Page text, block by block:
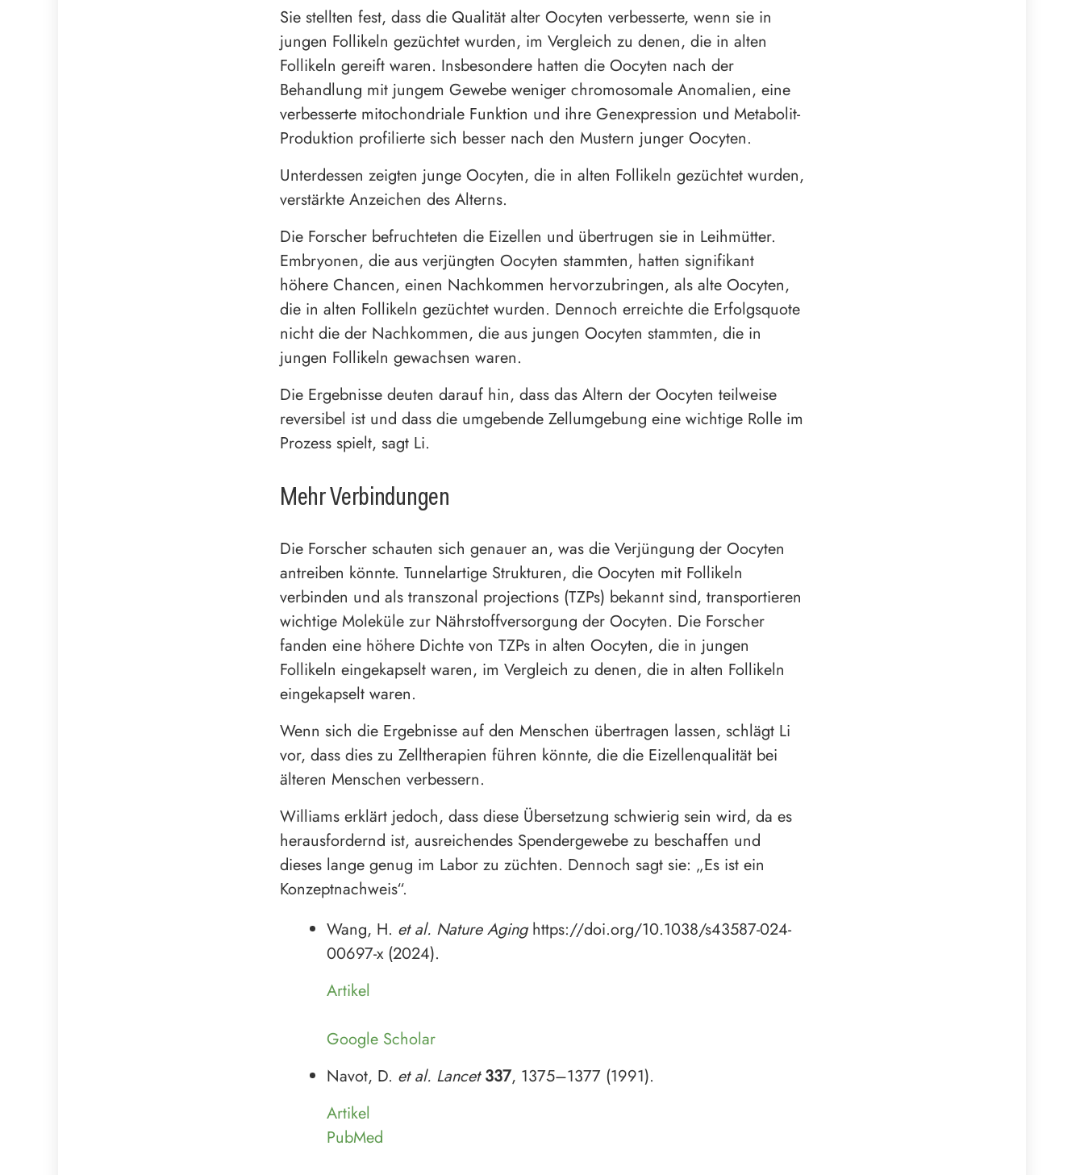
Sie stellten fest, dass die Qualität alter Oocyten verbesserte, wenn sie in
jungen Follikeln gezüchtet wurden, im Vergleich zu denen, die in alten
Follikeln gereift waren. Insbesondere hatten die Oocyten nach der
Behandlung mit jungem Gewebe weniger chromosomale Anomalien, eine
verbesserte mitochondriale Funktion und ihre Genexpression und Metabolit-
Produktion profilierte sich besser nach den Mustern junger Oocyten.
Unterdessen zeigten junge Oocyten, die in alten Follikeln gezüchtet wurden,
verstärkte Anzeichen des Alterns.
Die Forscher befruchteten die Eizellen und übertrugen sie in Leihmütter.
Embryonen, die aus verjüngten Oocyten stammten, hatten signifikant
höhere Chancen, einen Nachkommen hervorzubringen, als alte Oocyten,
die in alten Follikeln gezüchtet wurden. Dennoch erreichte die Erfolgsquote
nicht die der Nachkommen, die aus jungen Oocyten stammten, die in
jungen Follikeln gewachsen waren.
Die Ergebnisse deuten darauf hin, dass das Altern der Oocyten teilweise
reversibel ist und dass die umgebende Zellumgebung eine wichtige Rolle im
Prozess spielt, sagt Li.
Mehr Verbindungen
Die Forscher schauten sich genauer an, was die Verjüngung der Oocyten
antreiben könnte. Tunnelartige Strukturen, die Oocyten mit Follikeln
verbinden und als transzonal projections (TZPs) bekannt sind, transportieren
wichtige Moleküle zur Nährstoffversorgung der Oocyten. Die Forscher
fanden eine höhere Dichte von TZPs in alten Oocyten, die in jungen
Follikeln eingekapselt waren, im Vergleich zu denen, die in alten Follikeln
eingekapselt waren.
Wenn sich die Ergebnisse auf den Menschen übertragen lassen, schlägt Li
vor, dass dies zu Zelltherapien führen könnte, die die Eizellenqualität bei
älteren Menschen verbessern.
Williams erklärt jedoch, dass diese Übersetzung schwierig sein wird, da es
herausfordernd ist, ausreichendes Spendergewebe zu beschaffen und
dieses lange genug im Labor zu züchten. Dennoch sagt sie: „Es ist ein
Konzeptnachweis“.
Wang, H. et al. Nature Aginghttps://doi.org/10.1038/s43587-024-
00697-x (2024).
Artikel
Google Scholar
Navot, D. et al. Lancet 337, 1375–1377 (1991).
Artikel
PubMed